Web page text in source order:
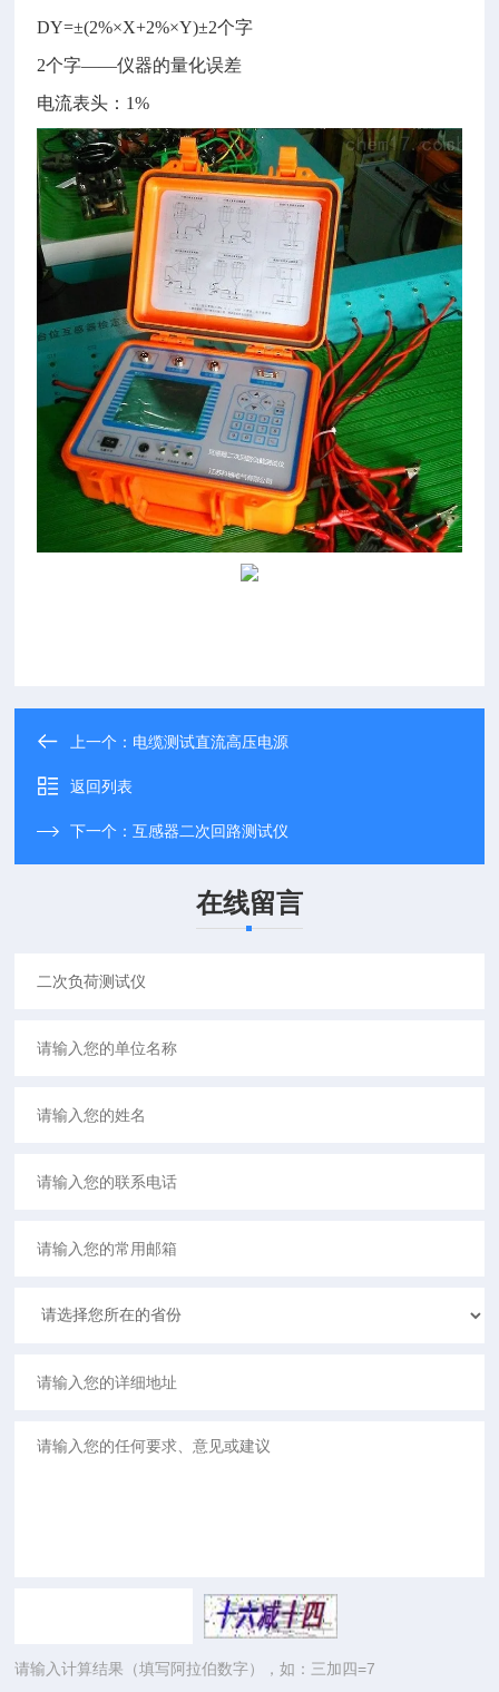
DY=±(2%×X+2%×Y)±2个字
2个字——仪器的量化误差
电流表头： 1%
上一个： 电缆测试直流高压电源
返回列表
下一个：互感器二次回路测试仪
在线留言
请输入计算结果（填写阿拉伯数字），如：三加四=7